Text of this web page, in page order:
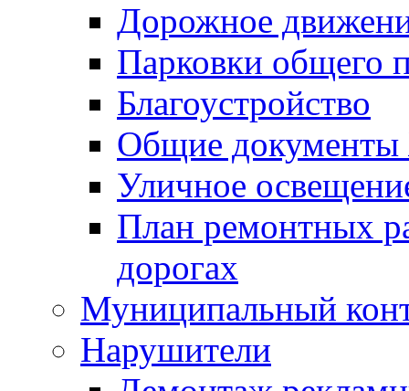
Дорожное
Парковки общего
Благоустройство
Общие
Уличное
План ремонтных
дорогах
Муниципальный
Нарушители